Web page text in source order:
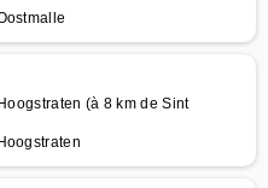
(à 8 km de Sint